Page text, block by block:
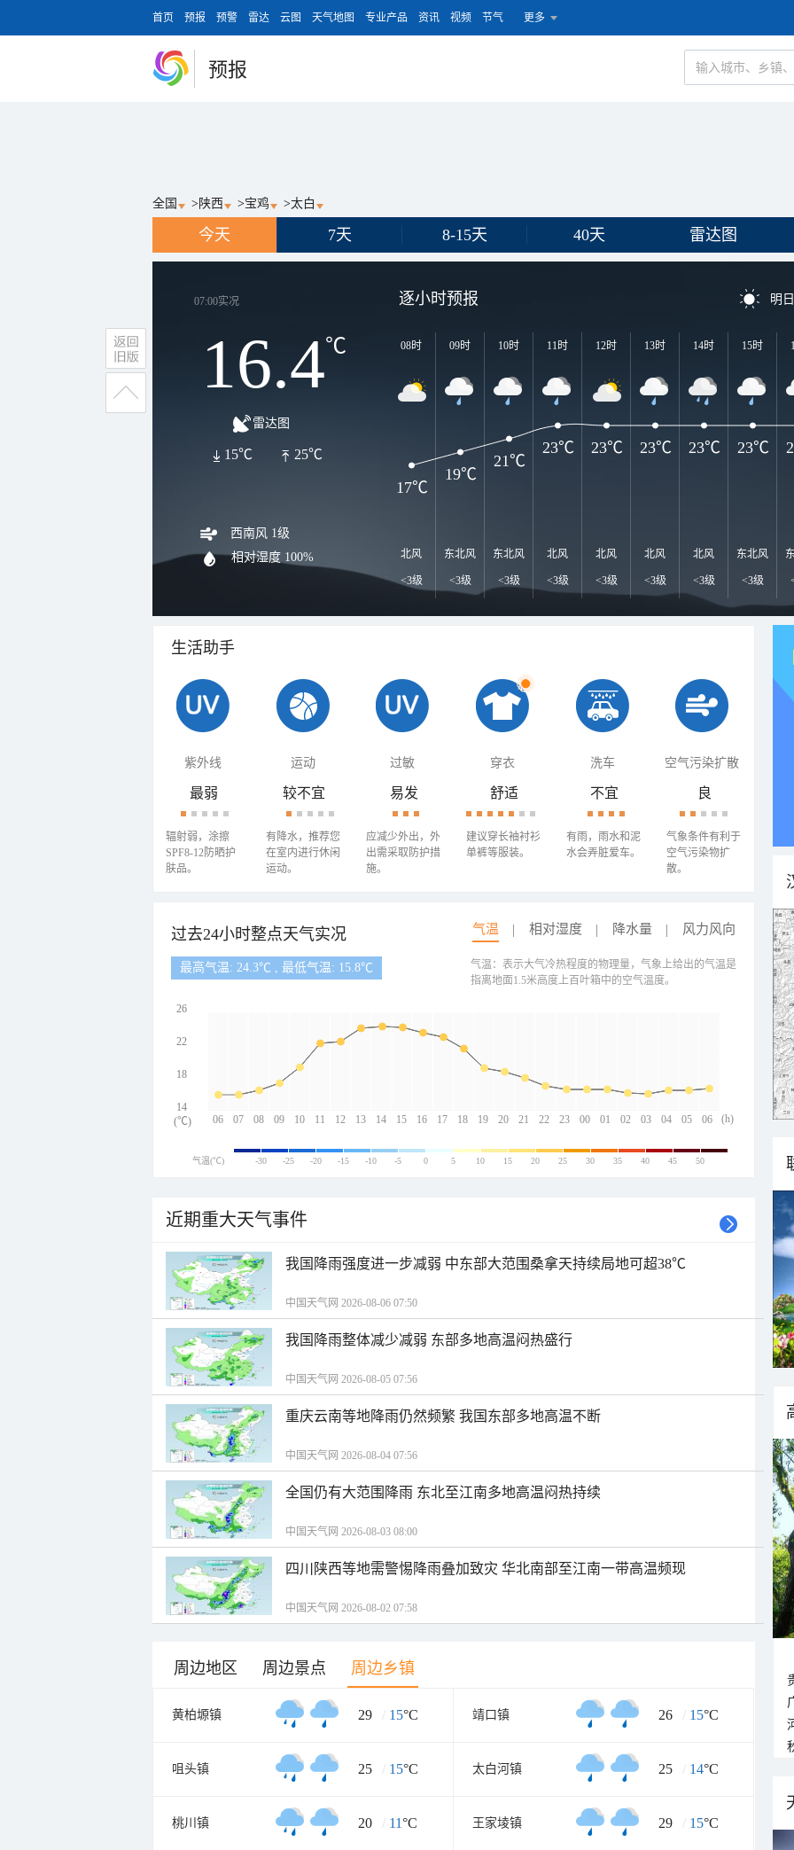
首页 预报 预警 雷达 云图 天气地图 专业产品 资讯 视频 节气 更多
预报
全国 > 陕西 >宝鸡 >太白
今天 7天 8-15天 40天 雷达图
07:00实况
16.4℃
雷达图
25℃
15℃
西南风 1级
相对湿度 100%
逐小时预报 明
08时
北风
<3级
09时
东北风
<3级
10时
东北风
<3级
11时
北风
<3级
12时
北风
<3级
13时
北风
<3级
14时
北风
<3级
15时
东北风
<3级
17℃
19℃
21℃
23℃ 23℃ 23℃ 23℃ 23℃
生活助手
紫外线 运动 过敏 穿衣 洗车 空气污染扩散
最弱
辐射弱，涂擦
SPF8-12防晒护
肤品。
较不宜
有降水，推荐您
在室内进行休闲
运动。
易发
应减少外出，外
出需采取防护措
施。
舒适
建议穿长袖衬衫
单裤等服装。
不宜
有雨，雨水和泥
水会弄脏爱车。
良
气象条件有利于
空气污染物扩
散。
过去24小时整点天气实况 气温 相对湿度 降水量 风力风向
最高气温: 24.3℃ , 最低气温: 15.8℃
06 07 08 09 10 11 12 13 14 15 16 17 18 19 20 21 22 23 00 01 02 03 04 05 06
26
22
18
14
(h)
(℃)
气温：表示大气冷热程度的物理量，气象上给出的气温是
指离地面1.5米高度上百叶箱中的空气温度。
气温(℃) -30 -25 -20 -15 -10 -5 0 5 10 15 20 25 30 35 40 45 50
近期重大天气事件
我国降雨强度进一步减弱 中东部大范围桑拿天持续局地可超38℃
中国天气网 2026-08-06 07:50
我国降雨整体减少减弱 东部多地高温闷热盛行
中国天气网 2026-08-05 07:56
重庆云南等地降雨仍然频繁 我国东部多地高温不断
中国天气网 2026-08-04 07:56
全国仍有大范围降雨 东北至江南多地高温闷热持续
中国天气网 2026-08-03 08:00
四川陕西等地需警惕降雨叠加致灾 华北南部至江南一带高温频现
中国天气网 2026-08-02 07:58
周边地区 周边景点 周边乡镇
黄柏塬镇 29 / 15°C 靖口镇 26 / 15°C
咀头镇 25 / 15°C 太白河镇 25 / 14°C
桃川镇 20 / 11°C 王家堎镇 29 / 15°C